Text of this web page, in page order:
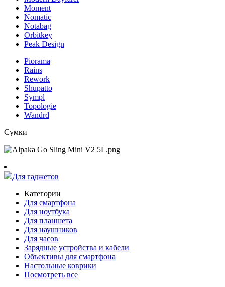
Moment
Nomatic
Notabag
Orbitkey
Peak Design
Piorama
Rains
Rework
Shupatto
Sympl
Topologie
Wandrd
Сумки
Для гаджетов
Категории
Для смартфона
Для ноутбука
Для планшета
Для наушников
Для часов
Зарядные устройства и кабели
Объективы для смартфона
Настольные коврики
Посмотреть все